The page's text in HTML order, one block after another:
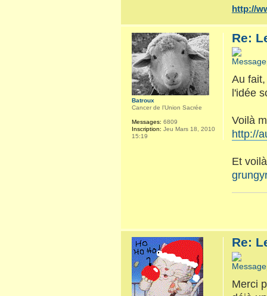
http://
Re:
Au
l'idée
Voilà
http://
Et
Batroux
Cancer de l’Union Sacrée
Messages: 6809
Inscription: Jeu Mars 18, 2010
15:19
Re:
Merci